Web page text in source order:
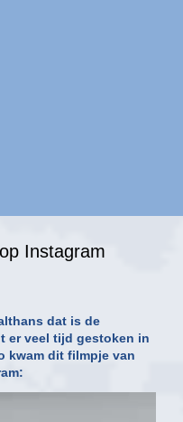
Instagram
dat is de
er veel tijd gestoken in
kwam dit filmpje van